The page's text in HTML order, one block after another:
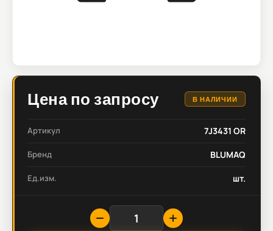
Цена по запросу В НАЛИЧИИ
Артикул 7J3431 OR
Бренд BLUMAQ
Ед.изм. шт.